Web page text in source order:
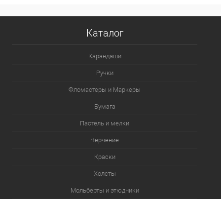
Каталог
Карандаши
Ручки
Фломастеры и Маркеры
Бумага
Пастель и мелки
Черчение
Краски
Холсты
Мольберты и этюдники